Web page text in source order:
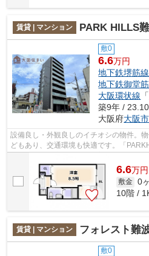
賃貸 | マンション PARK HILLS
敷0
6.6万円
地下鉄堺筋線
地下鉄御堂
大阪環状線 「
築9年 /
大阪府大阪
設備良し・外観良しのイチオシの物件。
どもあり、交通環境も快適です。「
チオシ。大阪市営堺筋線恵美須町周辺に
6.6万円
敷金 0
10階 /
賃貸 | マンション フォレスト難
敷0